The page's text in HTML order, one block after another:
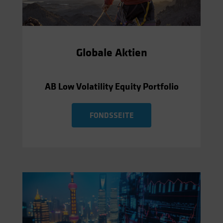
Globale Aktien
AB Low Volatility Equity Portfolio
FONDSSEITE